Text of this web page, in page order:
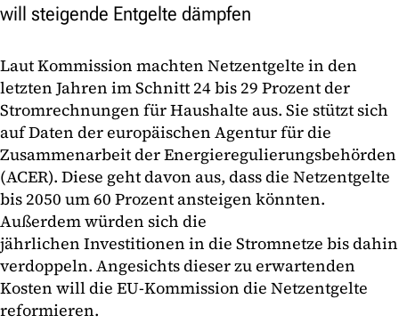
will steigende Entgelte dämpfen
Laut Kommission machten Netzentgelte in den
letzten Jahren im Schnitt 24 bis 29 Prozent der
Stromrechnungen für Haushalte aus. Sie stützt sich
auf Daten der europäischen Agentur für die
Zusammenarbeit der Energieregulierungsbehörden
(ACER). Diese geht davon aus, dass die Netzentgelte
bis 2050 um 60 Prozent ansteigen könnten.
Außerdem würden sich die
jährlichen Investitionen in die Stromnetze bis dahin
verdoppeln. Angesichts dieser zu erwartenden
Kosten will die EU-Kommission die Netzentgelte
reformieren.